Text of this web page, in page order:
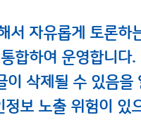
서 자유롭게 토론하
합하여 운영합니다.
삭제될 수 있음을
보 노출 위험이 있